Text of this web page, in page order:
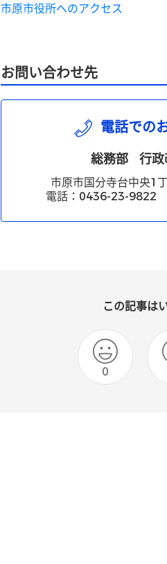
市原市役所へのアクセス
お問い合わせ先
電話での
総務部 行
市原市国分寺台中央1
電話：0436-23-9822
この記事は
0